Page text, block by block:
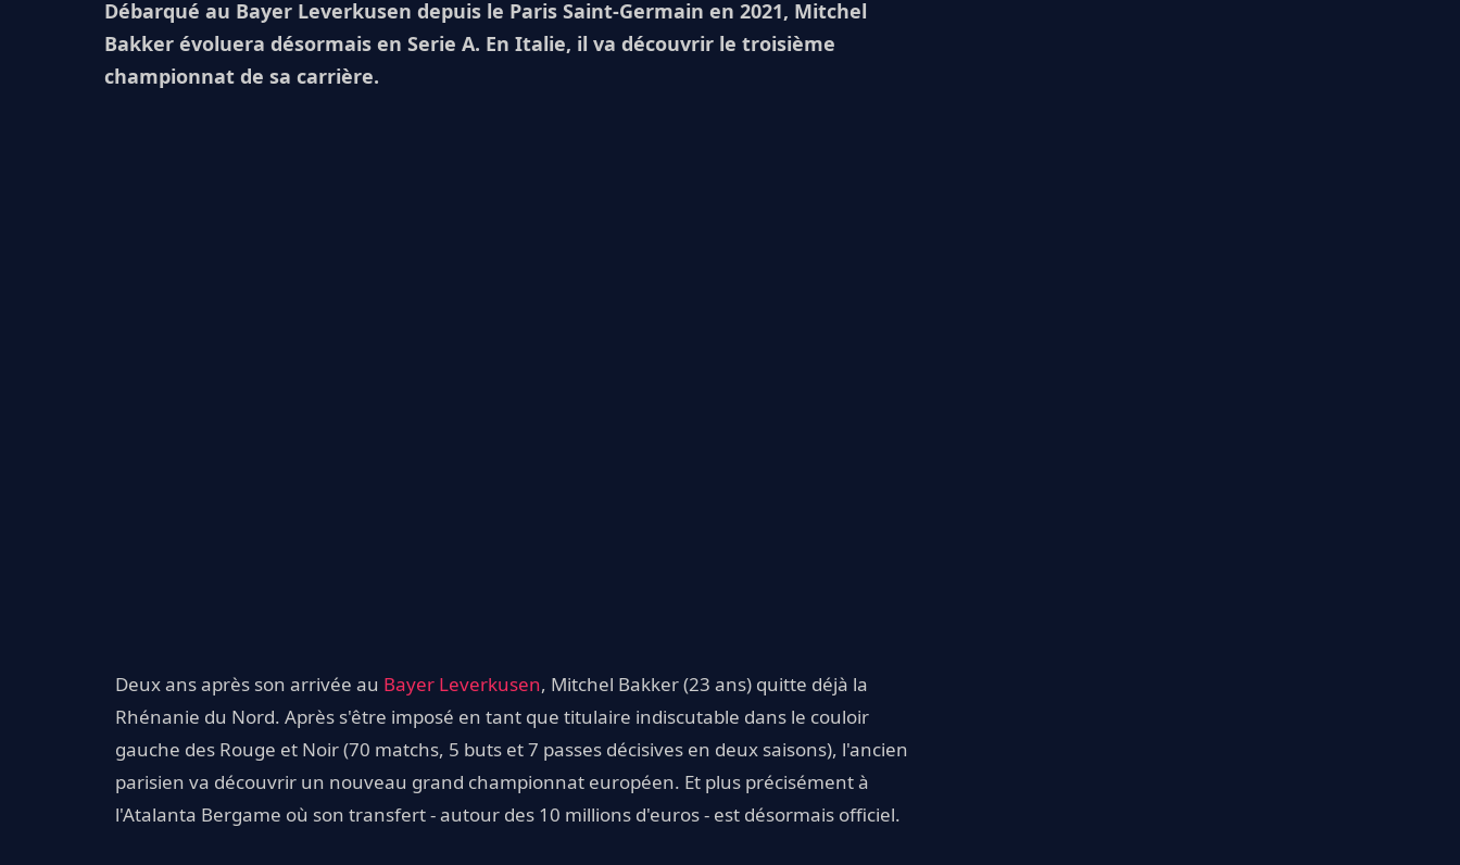
Débarqué au Bayer Leverkusen depuis le Paris Saint-Germain en 2021, Mitchel
Bakker évoluera désormais en Serie A. En Italie, il va découvrir le troisième
championnat de sa carrière.
Deux ans après son arrivée au Bayer Leverkusen, Mitchel Bakker (23 ans) quitte déjà la
Rhénanie du Nord. Après s'être imposé en tant que titulaire indiscutable dans le couloir
gauche des Rouge et Noir (70 matchs, 5 buts et 7 passes décisives en deux saisons), l'ancien
parisien va découvrir un nouveau grand championnat européen. Et plus précisément à
l'Atalanta Bergame où son transfert - autour des 10 millions d'euros - est désormais officiel.